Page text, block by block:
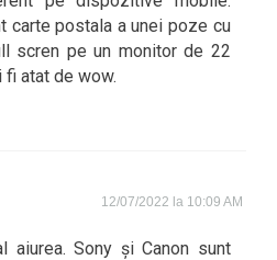
carte postala a unei poze cu
scren pe un monitor de 22
fi atat de wow.
12/07/2022 la 10:09 AM
aiurea. Sony și Canon sunt